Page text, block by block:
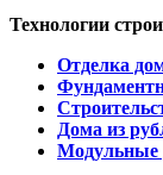
Технологии
Отделка
Дома из
Модульные